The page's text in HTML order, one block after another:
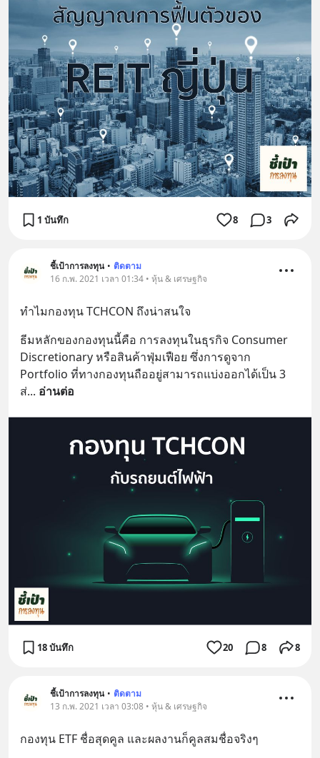
1 บันทึก 8 3
ชี้เป้าการลงทุน • ติดตาม
16 ก.พ. 2021 เวลา 01:34 • หุ้น & เศรษฐกิจ
ทำไมกองทุน TCHCON ถึงน่าสนใจ
ธีมหลักของกองทุนนี้คือ การลงทุนในธุรกิจ Consumer
Discretionary หรือสินค้าฟุ่มเฟือย ซึ่งการดูจาก
Portfolio ที่ทางกองทุนถืออยู่สามารถแบ่งออกได้เป็น 3
ส่... อ่านต่อ
18 บันทึก 20 8 8
ชี้เป้าการลงทุน • ติดตาม
13 ก.พ. 2021 เวลา 03:08 • หุ้น & เศรษฐกิจ
กองทุน ETF ชื่อสุดคูล และผลงานก็คูลสมชื่อจริงๆ